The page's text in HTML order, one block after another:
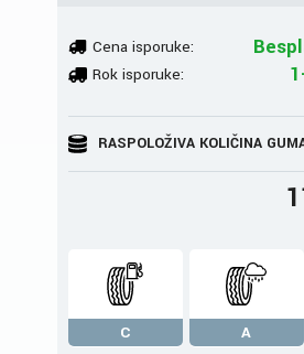
Cena isporuke:
Rok isporuke:
RASPOLOŽIVA KOLIČINA
C A